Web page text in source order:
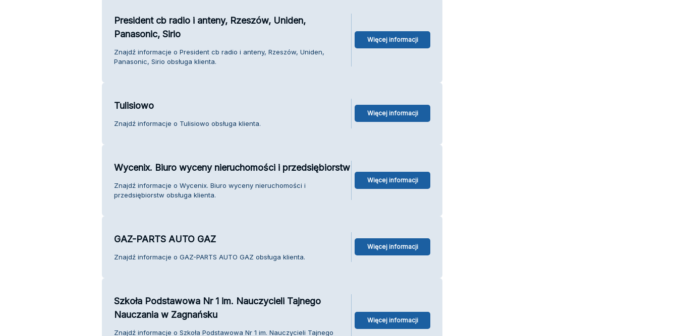
President cb radio i anteny, Rzeszów, Uniden,
Panasonic, Sirio
Znajdź informacje o President cb radio i anteny, Rzeszów, Uniden,
Panasonic, Sirio obsługa klienta.
Więcej informacji
Tulisiowo
Znajdź informacje o Tulisiowo obsługa klienta.
Więcej informacji
Wycenix. Biuro wyceny nieruchomości i przedsiębiorstw
Znajdź informacje o Wycenix. Biuro wyceny nieruchomości i
przedsiębiorstw obsługa klienta.
Więcej informacji
GAZ-PARTS AUTO GAZ
Znajdź informacje o GAZ-PARTS AUTO GAZ obsługa klienta.
Więcej informacji
Szkoła Podstawowa Nr 1 im. Nauczycieli Tajnego
Nauczania w Zagnańsku
Znajdź informacje o Szkoła Podstawowa Nr 1 im. Nauczycieli Tajnego
Więcej informacji